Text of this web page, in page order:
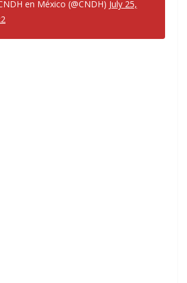
en México (@CNDH) July 25,